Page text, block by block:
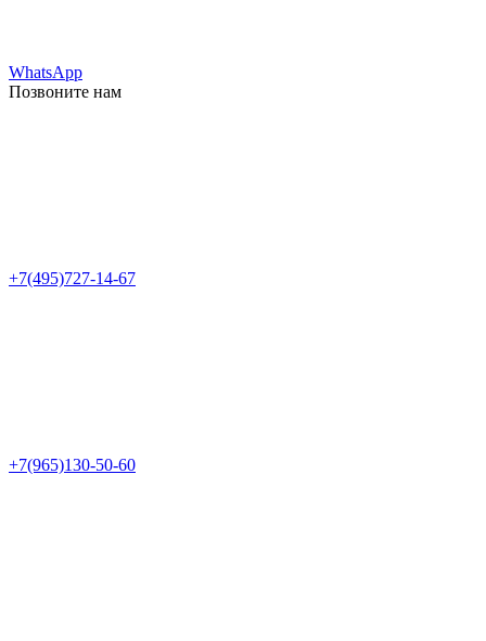
WhatsApp
Позвоните нам
+7(495)727-14-67
+7(965)130-50-60